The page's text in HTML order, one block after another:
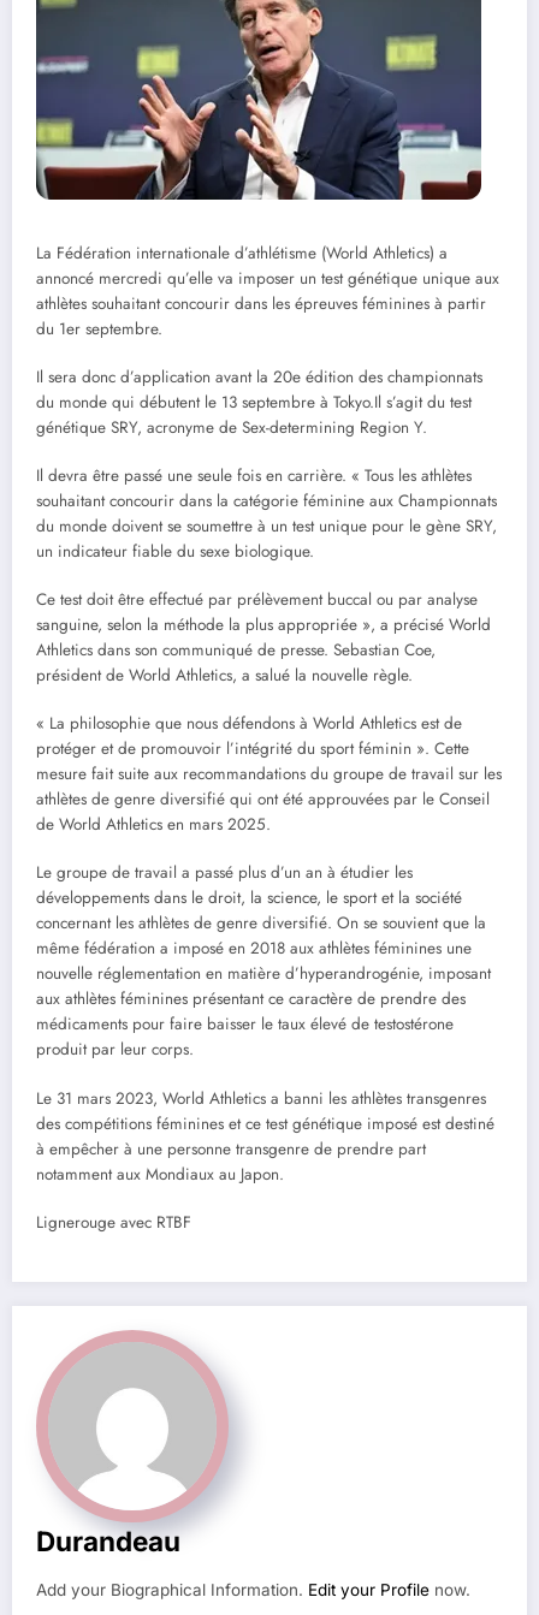
La Fédération internationale d’athlétisme (World Athletics) a
annoncé mercredi qu’elle va imposer un test génétique unique aux
athlètes souhaitant concourir dans les épreuves féminines à partir
du 1er septembre.
Il sera donc d’application avant la 20e édition des championnats
du monde qui débutent le 13 septembre à Tokyo.Il s’agit du test
génétique SRY, acronyme de Sex-determining Region Y.
Il devra être passé une seule fois en carrière. « Tous les athlètes
souhaitant concourir dans la catégorie féminine aux Championnats
du monde doivent se soumettre à un test unique pour le gène SRY,
un indicateur fiable du sexe biologique.
Ce test doit être effectué par prélèvement buccal ou par analyse
sanguine, selon la méthode la plus appropriée », a précisé World
Athletics dans son communiqué de presse. Sebastian Coe,
président de World Athletics, a salué la nouvelle règle.
« La philosophie que nous défendons à World Athletics est de
protéger et de promouvoir l’intégrité du sport féminin ». Cette
mesure fait suite aux recommandations du groupe de travail sur les
athlètes de genre diversifié qui ont été approuvées par le Conseil
de World Athletics en mars 2025.
Le groupe de travail a passé plus d’un an à étudier les
développements dans le droit, la science, le sport et la société
concernant les athlètes de genre diversifié. On se souvient que la
même fédération a imposé en 2018 aux athlètes féminines une
nouvelle réglementation en matière d’hyperandrogénie, imposant
aux athlètes féminines présentant ce caractère de prendre des
médicaments pour faire baisser le taux élevé de testostérone
produit par leur corps.
Le 31 mars 2023, World Athletics a banni les athlètes transgenres
des compétitions féminines et ce test génétique imposé est destiné
à empêcher à une personne transgenre de prendre part
notamment aux Mondiaux au Japon.
Lignerouge avec RTBF
Durandeau
Add your Biographical Information. Edit your Profile now.